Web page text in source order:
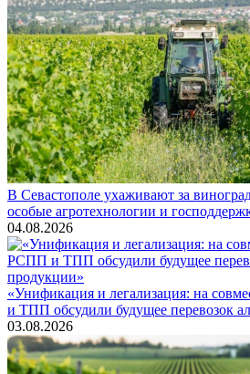
В Севастополе ухаживают за
особые агротехнологии и
04.08.2026
«Унификация и легализация: на
и ТПП обсудили будущее перевозок
03.08.2026